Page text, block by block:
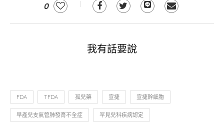
0
我有話要說
FDA TFDA 孤兒藥 宣捷 宣捷幹細胞
早產兒支氣管肺發育不全症 罕見兒科疾病認定